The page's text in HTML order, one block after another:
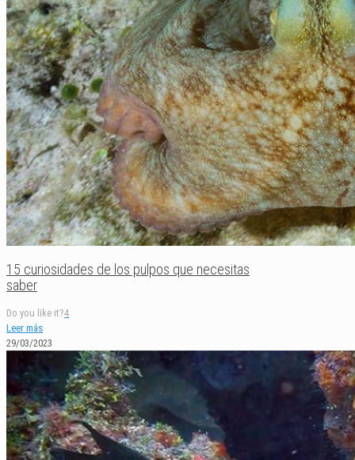
15 curiosidades de los pulpos que necesitas
saber
Do you like it?4
Leer más
29/03/2023